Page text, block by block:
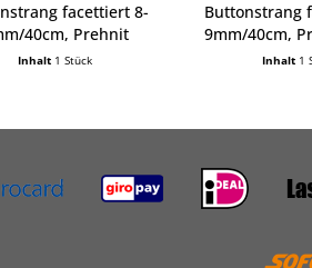
facettiert 8-
40cm, Prehnit
Inhalt 1 Stück
Buttonstrang
9mm/40cm,
Inhalt 1